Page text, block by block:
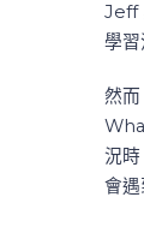
Jeff
學
然
況
會遇